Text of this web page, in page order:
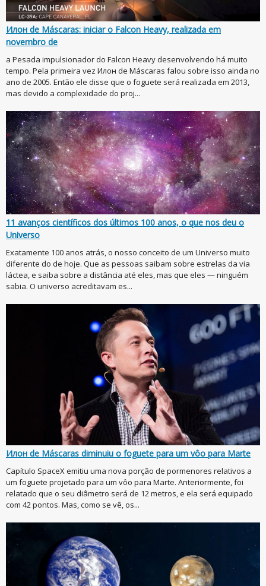
Илон de Máscaras: iniciar o Falcon Heavy, realizada em
novembro de
a Pesada impulsionador do Falcon Heavy desenvolvendo há muito
tempo. Pela primeira vez Илон de Máscaras falou sobre isso ainda no
ano de 2005. Então ele disse que o foguete será realizada em 2013,
mas devido a complexidade do proj...
11 avanços científicos dos últimos 100 anos, o que nos deu o
Universo
Exatamente 100 anos atrás, o nosso conceito de um Universo muito
diferente do de hoje. Que as pessoas saibam sobre estrelas da via
láctea, e saiba sobre a distância até eles, mas que eles — ninguém
sabia. O universo acreditavam es...
Илон de Máscaras diminuiu o foguete para um vôo para Marte
Capítulo SpaceX emitiu uma nova porção de pormenores relativos a
um foguete projetado para um vôo para Marte. Anteriormente, foi
relatado que o seu diâmetro será de 12 metros, e ela será equipado
com 42 pontos. Mas, como se vê, os...